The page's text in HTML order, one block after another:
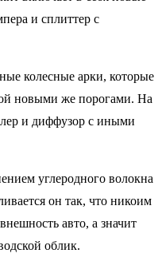
и сплиттер с
колесные арки, которые
новыми же порогами. На
и диффузор с иными
углеродного волокна
он так, что никоим
авто, а значит
облик.